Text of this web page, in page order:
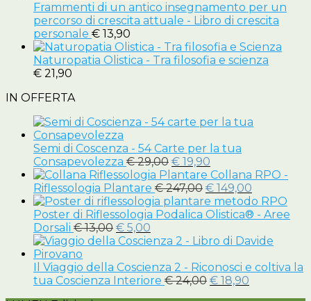
Frammenti di un antico insegnamento per un
percorso di crescita attuale - Libro di crescita
personale € 13,90
Naturopatia Olistica - Tra filosofia e scienza
€ 21,90
IN OFFERTA
Semi di Coscenza - 54 Carte per la tua
Consapevolezza €29,00 Il
prezzo
originale
era:
€ 29,00.
€ 19,90
prezzo
attuale
è:
€ 19,90.
Collana RPO -
Riflessologia Plantare €247,00 Il
prezzo
originale
€ 247,00.
€ 149,00
prezzo
attuale
€ 149,00.
Poster di Riflessologia Podalica Olistica® - Aree
Dorsali €13,00 Il
prezzo
era:
€ 13,00.
€ 5,00
prezzo
è:
€ 5,00.
Il Viaggio della Coscienza 2 - Riconosci e coltiva la
tua Coscienza Interiore €24,00 Il
€ 18,90